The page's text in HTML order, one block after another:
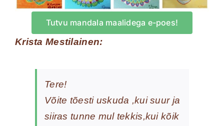
Tutvu mandala maalidega e-poes!
Krista Mestilainen:
Tere!
Võite tõesti uskuda ,kui suur ja
siiras tunne mul tekkis,kui kõik